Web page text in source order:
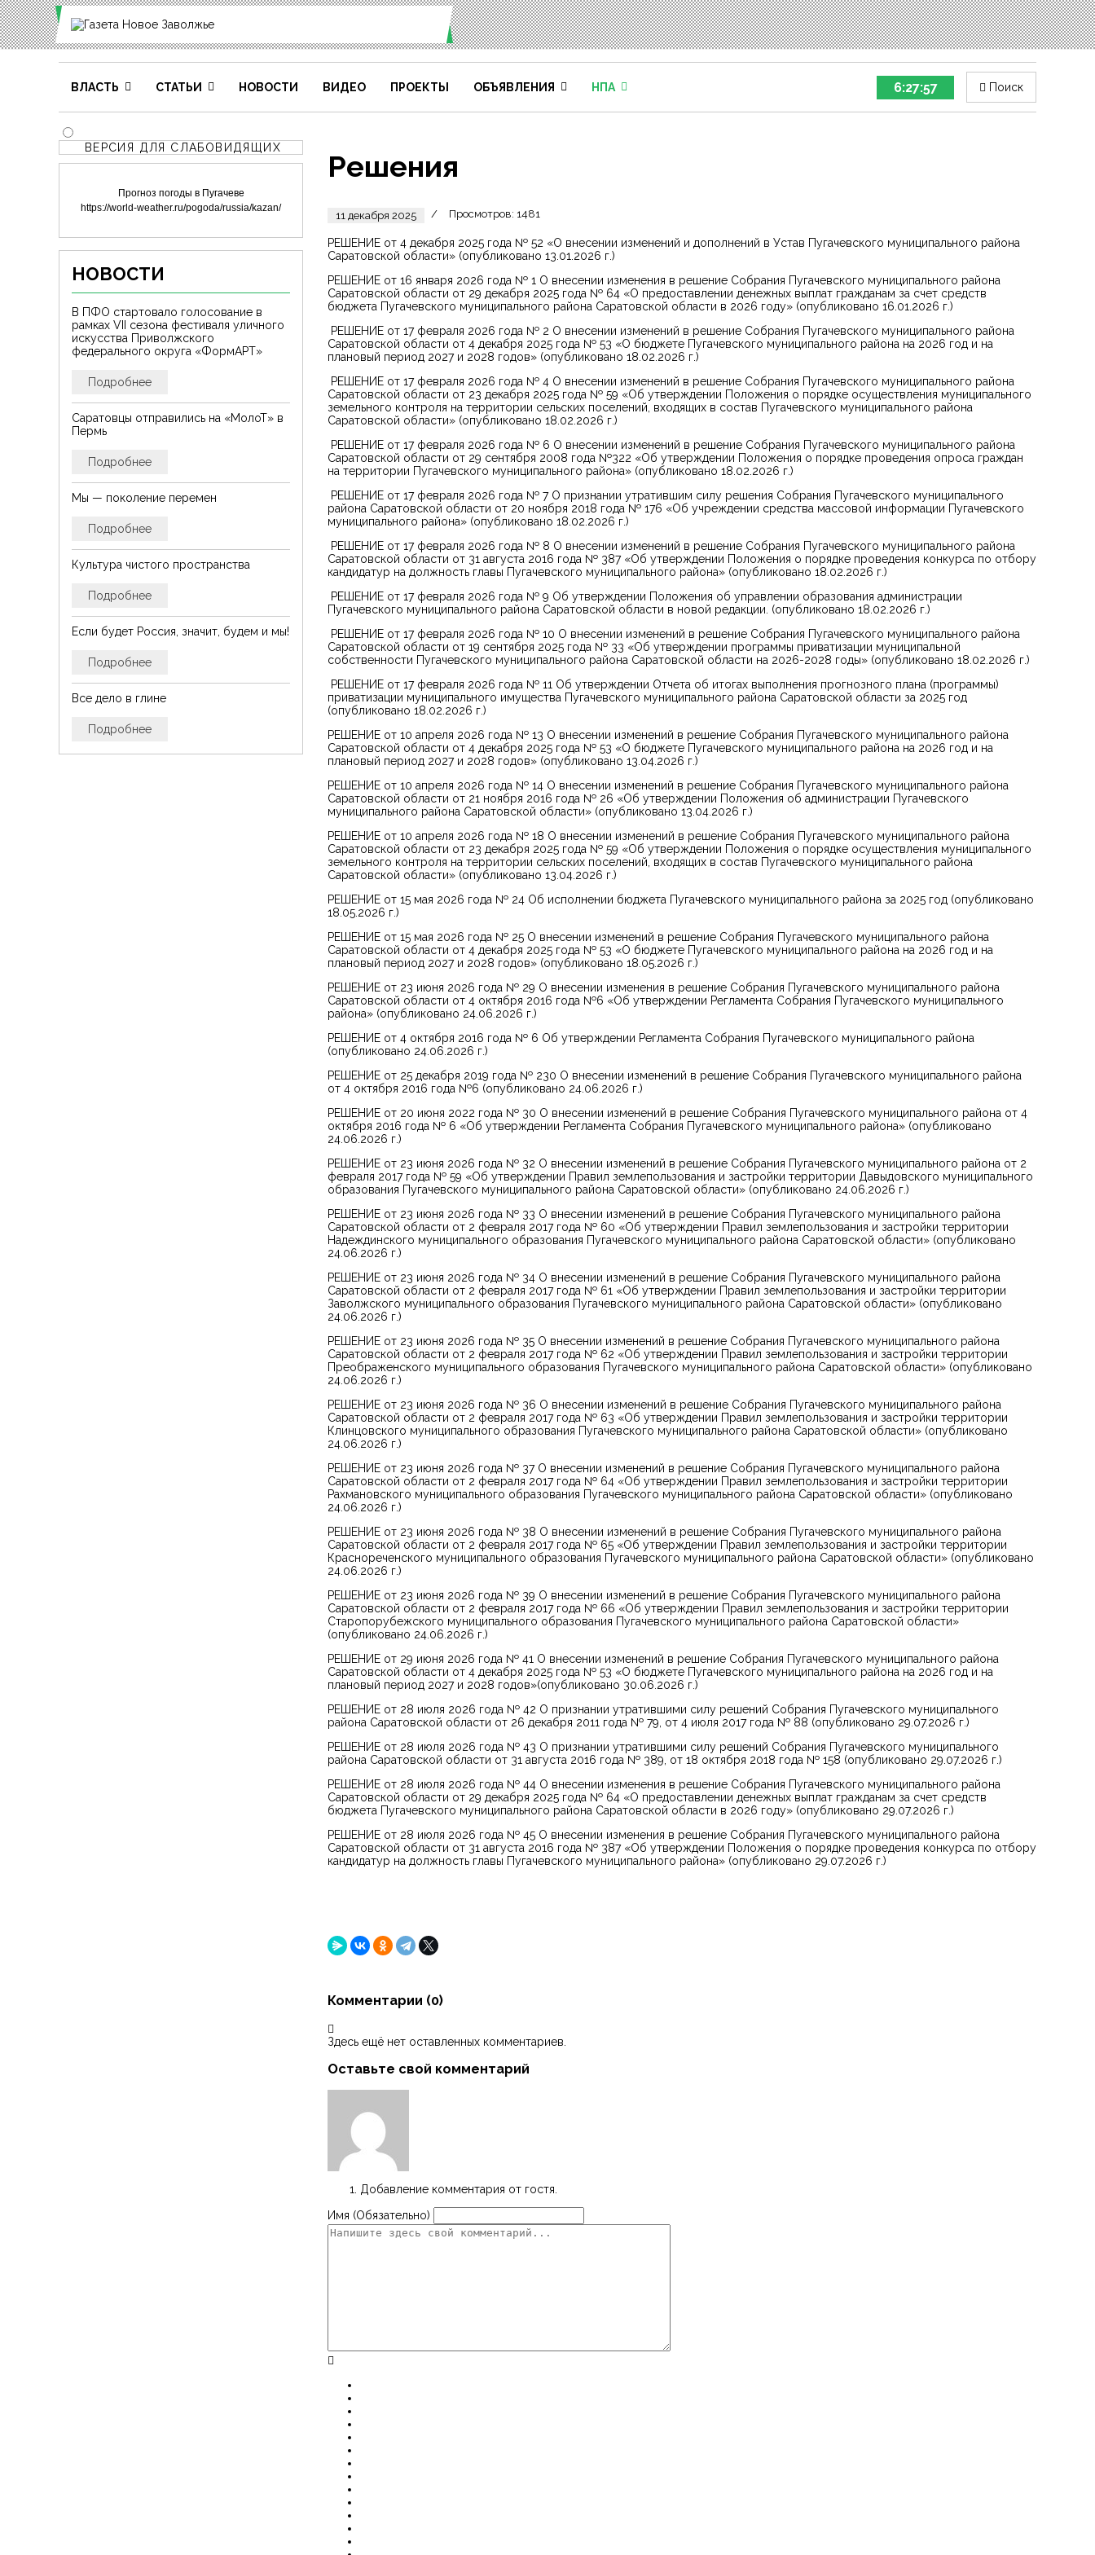
ВЛАСТЬ СТАТЬИ НОВОСТИ ВИДЕО ПРОЕКТЫ ОБЪЯВЛЕНИЯ НПА 6:27:57 Поиск
ВЕРСИЯ ДЛЯ СЛАБОВИДЯЩИХ
Прогноз погоды в Пугачеве
https://world-weather.ru/pogoda/russia/kazan/
НОВОСТИ
В ПФО стартовало голосование в
рамках VII сезона фестиваля уличного
искусства Приволжского
федерального округа «ФормАРТ»
Подробнее
Саратовцы отправились на «МолоТ» в
Пермь
Подробнее
Мы — поколение перемен
Подробнее
Культура чистого пространства
Подробнее
Если будет Россия, значит, будем и мы!
Подробнее
Все дело в глине
Подробнее
Решения
11 декабря 2025 Просмотров: 1481
РЕШЕНИЕ от 4 декабря 2025 года № 52 «О внесении изменений и дополнений в Устав Пугачевского муниципального района
Саратовской области» (опубликовано 13.01.2026 г.)
РЕШЕНИЕ от 16 января 2026 года № 1 О внесении изменения в решение Собрания Пугачевского муниципального района
Саратовской области от 29 декабря 2025 года № 64 «О предоставлении денежных выплат гражданам за счет средств
бюджета Пугачевского муниципального района Саратовской области в 2026 году» (опубликовано 16.01.2026 г.)
РЕШЕНИЕ от 17 февраля 2026 года № 2 О внесении изменений в решение Собрания Пугачевского муниципального района
Саратовской области от 4 декабря 2025 года № 53 «О бюджете Пугачевского муниципального района на 2026 год и на
плановый период 2027 и 2028 годов» (опубликовано 18.02.2026 г.)
РЕШЕНИЕ от 17 февраля 2026 года № 4 О внесении изменений в решение Собрания Пугачевского муниципального района
Саратовской области от 23 декабря 2025 года № 59 «Об утверждении Положения о порядке осуществления муниципального
земельного контроля на территории сельских поселений, входящих в состав Пугачевского муниципального района
Саратовской области» (опубликовано 18.02.2026 г.)
РЕШЕНИЕ от 17 февраля 2026 года № 6 О внесении изменений в решение Собрания Пугачевского муниципального района
Саратовской области от 29 сентября 2008 года №322 «Об утверждении Положения о порядке проведения опроса граждан
на территории Пугачевского муниципального района» (опубликовано 18.02.2026 г.)
РЕШЕНИЕ от 17 февраля 2026 года № 7 О признании утратившим силу решения Собрания Пугачевского муниципального
района Саратовской области от 20 ноября 2018 года № 176 «Об учреждении средства массовой информации Пугачевского
муниципального района» (опубликовано 18.02.2026 г.)
РЕШЕНИЕ от 17 февраля 2026 года № 8 О внесении изменений в решение Собрания Пугачевского муниципального района
Саратовской области от 31 августа 2016 года № 387 «Об утверждении Положения о порядке проведения конкурса по отбору
кандидатур на должность главы Пугачевского муниципального района» (опубликовано 18.02.2026 г.)
РЕШЕНИЕ от 17 февраля 2026 года № 9 Об утверждении Положения об управлении образования администрации
Пугачевского муниципального района Саратовской области в новой редакции. (опубликовано 18.02.2026 г.)
РЕШЕНИЕ от 17 февраля 2026 года № 10 О внесении изменений в решение Собрания Пугачевского муниципального района
Саратовской области от 19 сентября 2025 года № 33 «Об утверждении программы приватизации муниципальной
собственности Пугачевского муниципального района Саратовской области на 2026-2028 годы» (опубликовано 18.02.2026 г.)
РЕШЕНИЕ от 17 февраля 2026 года № 11 Об утверждении Отчета об итогах выполнения прогнозного плана (программы)
приватизации муниципального имущества Пугачевского муниципального района Саратовской области за 2025 год
(опубликовано 18.02.2026 г.)
РЕШЕНИЕ от 10 апреля 2026 года № 13 О внесении изменений в решение Собрания Пугачевского муниципального района
Саратовской области от 4 декабря 2025 года № 53 «О бюджете Пугачевского муниципального района на 2026 год и на
плановый период 2027 и 2028 годов» (опубликовано 13.04.2026 г.)
РЕШЕНИЕ от 10 апреля 2026 года № 14 О внесении изменений в решение Собрания Пугачевского муниципального района
Саратовской области от 21 ноября 2016 года № 26 «Об утверждении Положения об администрации Пугачевского
муниципального района Саратовской области» (опубликовано 13.04.2026 г.)
РЕШЕНИЕ от 10 апреля 2026 года № 18 О внесении изменений в решение Собрания Пугачевского муниципального района
Саратовской области от 23 декабря 2025 года № 59 «Об утверждении Положения о порядке осуществления муниципального
земельного контроля на территории сельских поселений, входящих в состав Пугачевского муниципального района
Саратовской области» (опубликовано 13.04.2026 г.)
РЕШЕНИЕ от 15 мая 2026 года № 24 Об исполнении бюджета Пугачевского муниципального района за 2025 год (опубликовано
18.05.2026 г.)
РЕШЕНИЕ от 15 мая 2026 года № 25 О внесении изменений в решение Собрания Пугачевского муниципального района
Саратовской области от 4 декабря 2025 года № 53 «О бюджете Пугачевского муниципального района на 2026 год и на
плановый период 2027 и 2028 годов» (опубликовано 18.05.2026 г.)
РЕШЕНИЕ от 23 июня 2026 года № 29 О внесении изменения в решение Собрания Пугачевского муниципального района
Саратовской области от 4 октября 2016 года №6 «Об утверждении Регламента Собрания Пугачевского муниципального
района» (опубликовано 24.06.2026 г.)
РЕШЕНИЕ от 4 октября 2016 года № 6 Об утверждении Регламента Собрания Пугачевского муниципального района
(опубликовано 24.06.2026 г.)
РЕШЕНИЕ от 25 декабря 2019 года № 230 О внесении изменений в решение Собрания Пугачевского муниципального района
от 4 октября 2016 года №6 (опубликовано 24.06.2026 г.)
РЕШЕНИЕ от 20 июня 2022 года № 30 О внесении изменений в решение Собрания Пугачевского муниципального района от 4
октября 2016 года № 6 «Об утверждении Регламента Собрания Пугачевского муниципального района» (опубликовано
24.06.2026 г.)
РЕШЕНИЕ от 23 июня 2026 года № 32 О внесении изменений в решение Собрания Пугачевского муниципального района от 2
февраля 2017 года № 59 «Об утверждении Правил землепользования и застройки территории Давыдовского муниципального
образования Пугачевского муниципального района Саратовской области» (опубликовано 24.06.2026 г.)
РЕШЕНИЕ от 23 июня 2026 года № 33 О внесении изменений в решение Собрания Пугачевского муниципального района
Саратовской области от 2 февраля 2017 года № 60 «Об утверждении Правил землепользования и застройки территории
Надеждинского муниципального образования Пугачевского муниципального района Саратовской области» (опубликовано
24.06.2026 г.)
РЕШЕНИЕ от 23 июня 2026 года № 34 О внесении изменений в решение Собрания Пугачевского муниципального района
Саратовской области от 2 февраля 2017 года № 61 «Об утверждении Правил землепользования и застройки территории
Заволжского муниципального образования Пугачевского муниципального района Саратовской области» (опубликовано
24.06.2026 г.)
РЕШЕНИЕ от 23 июня 2026 года № 35 О внесении изменений в решение Собрания Пугачевского муниципального района
Саратовской области от 2 февраля 2017 года № 62 «Об утверждении Правил землепользования и застройки территории
Преображенского муниципального образования Пугачевского муниципального района Саратовской области» (опубликовано
24.06.2026 г.)
РЕШЕНИЕ от 23 июня 2026 года № 36 О внесении изменений в решение Собрания Пугачевского муниципального района
Саратовской области от 2 февраля 2017 года № 63 «Об утверждении Правил землепользования и застройки территории
Клинцовского муниципального образования Пугачевского муниципального района Саратовской области» (опубликовано
24.06.2026 г.)
РЕШЕНИЕ от 23 июня 2026 года № 37 О внесении изменений в решение Собрания Пугачевского муниципального района
Саратовской области от 2 февраля 2017 года № 64 «Об утверждении Правил землепользования и застройки территории
Рахмановского муниципального образования Пугачевского муниципального района Саратовской области» (опубликовано
24.06.2026 г.)
РЕШЕНИЕ от 23 июня 2026 года № 38 О внесении изменений в решение Собрания Пугачевского муниципального района
Саратовской области от 2 февраля 2017 года № 65 «Об утверждении Правил землепользования и застройки территории
Краснореченского муниципального образования Пугачевского муниципального района Саратовской области» (опубликовано
24.06.2026 г.)
РЕШЕНИЕ от 23 июня 2026 года № 39 О внесении изменений в решение Собрания Пугачевского муниципального района
Саратовской области от 2 февраля 2017 года № 66 «Об утверждении Правил землепользования и застройки территории
Старопорубежского муниципального образования Пугачевского муниципального района Саратовской области»
(опубликовано 24.06.2026 г.)
РЕШЕНИЕ от 29 июня 2026 года № 41 О внесении изменений в решение Собрания Пугачевского муниципального района
Саратовской области от 4 декабря 2025 года № 53 «О бюджете Пугачевского муниципального района на 2026 год и на
плановый период 2027 и 2028 годов»(опубликовано 30.06.2026 г.)
РЕШЕНИЕ от 28 июля 2026 года № 42 О признании утратившими силу решений Собрания Пугачевского муниципального
района Саратовской области от 26 декабря 2011 года № 79, от 4 июля 2017 года № 88 (опубликовано 29.07.2026 г.)
РЕШЕНИЕ от 28 июля 2026 года № 43 О признании утратившими силу решений Собрания Пугачевского муниципального
района Саратовской области от 31 августа 2016 года № 389, от 18 октября 2018 года № 158 (опубликовано 29.07.2026 г.)
РЕШЕНИЕ от 28 июля 2026 года № 44 О внесении изменения в решение Собрания Пугачевского муниципального района
Саратовской области от 29 декабря 2025 года № 64 «О предоставлении денежных выплат гражданам за счет средств
бюджета Пугачевского муниципального района Саратовской области в 2026 году» (опубликовано 29.07.2026 г.)
РЕШЕНИЕ от 28 июля 2026 года № 45 О внесении изменения в решение Собрания Пугачевского муниципального района
Саратовской области от 31 августа 2016 года № 387 «Об утверждении Положения о порядке проведения конкурса по отбору
кандидатур на должность главы Пугачевского муниципального района» (опубликовано 29.07.2026 г.)
Комментарии (0)
Здесь ещё нет оставленных комментариев.
Оставьте свой комментарий
Добавление комментария от гостя.
Имя (Обязательно)